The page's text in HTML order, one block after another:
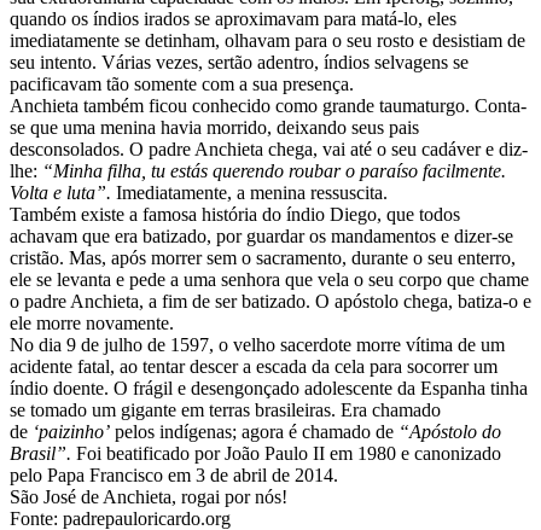
quando os índios irados se aproximavam para matá-lo, eles
imediatamente se detinham, olhavam para o seu rosto e desistiam de
seu intento. Várias vezes, sertão adentro, índios selvagens se
pacificavam tão somente com a sua presença.
Anchieta também ficou conhecido como grande taumaturgo. Conta-
se que uma menina havia morrido, deixando seus pais
desconsolados. O padre Anchieta chega, vai até o seu cadáver e diz-
lhe: “Minha filha, tu estás querendo roubar o paraíso facilmente.
Volta e luta”. Imediatamente, a menina ressuscita.
Também existe a famosa história do índio Diego, que todos
achavam que era batizado, por guardar os mandamentos e dizer-se
cristão. Mas, após morrer sem o sacramento, durante o seu enterro,
ele se levanta e pede a uma senhora que vela o seu corpo que chame
o padre Anchieta, a fim de ser batizado. O apóstolo chega, batiza-o e
ele morre novamente.
No dia 9 de julho de 1597, o velho sacerdote morre vítima de um
acidente fatal, ao tentar descer a escada da cela para socorrer um
índio doente. O frágil e desengonçado adolescente da Espanha tinha
se tomado um gigante em terras brasileiras. Era chamado
de ‘paizinho’ pelos indígenas; agora é chamado de “Apóstolo do
Brasil”. Foi beatificado por João Paulo II em 1980 e canonizado
pelo Papa Francisco em 3 de abril de 2014.
São José de Anchieta, rogai por nós!
Fonte: padrepauloricardo.org